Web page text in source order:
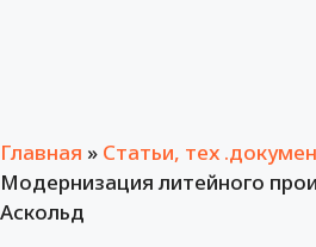
Главная » Статьи, тех
Модернизация литейного
Аскольд